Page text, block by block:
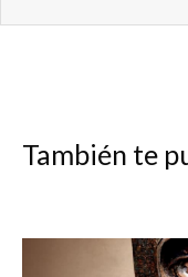
También te